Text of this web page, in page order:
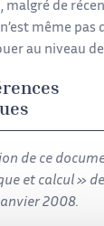
malgré de
même pas
au niveau
de ce
et calcul »
2008.